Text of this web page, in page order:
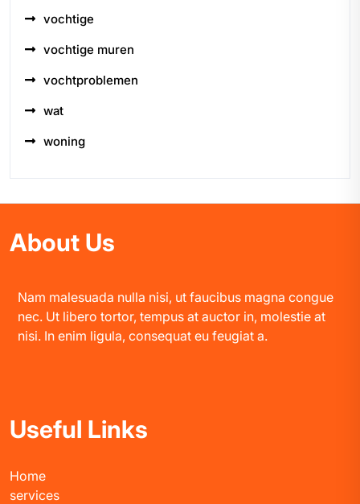
vochtige
vochtige muren
vochtproblemen
wat
woning
About Us
Nam malesuada nulla nisi, ut faucibus magna congue
nec. Ut libero tortor, tempus at auctor in, molestie at
nisi. In enim ligula, consequat eu feugiat a.
Useful Links
Home
services